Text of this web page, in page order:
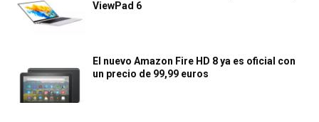
ViewPad 6
El nuevo Amazon Fire HD 8 ya es oficial con
un precio de 99,99 euros